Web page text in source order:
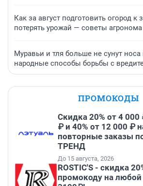
Как за август подготовить огород к
потерять урожай — советы агронома
Муравьи и тля больше не сунут
народные способы борьбы с
ПРОМОКОДЫ
Скидка 20% от 4 000
₽ и 40% от 12 000 ₽
повторные заказы
ТРЕНД
До 15 августа, 2026
ROSTIC'S - скидка
промокоду на любой